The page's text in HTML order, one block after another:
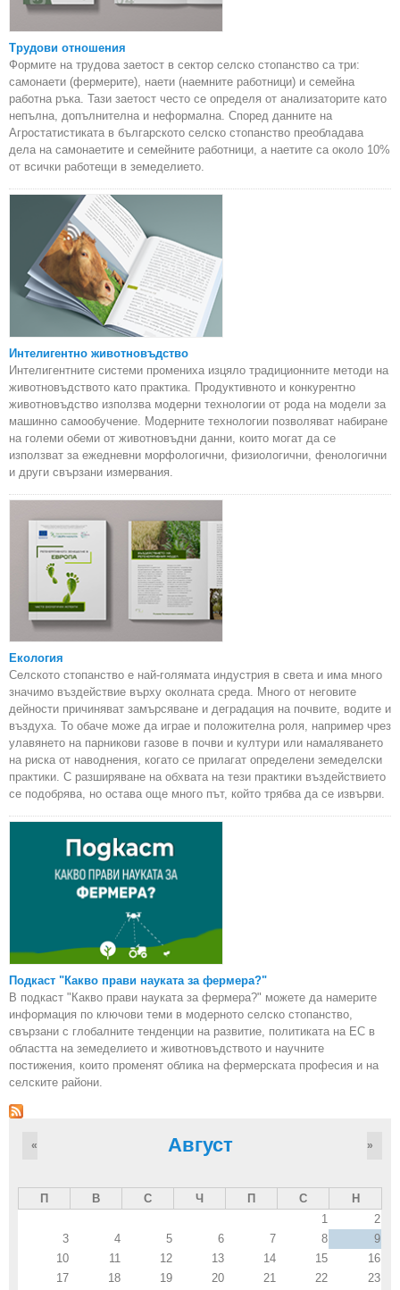
Трудови отношения
Формите на трудова заетост в сектор селско стопанство са три:
самонаети (фермерите), наети (наемните работници) и семейна
работна ръка. Тази заетост често се определя от анализаторите като
непълна, допълнителна и неформална. Според данните на
Агростатистиката в българското селско стопанство преобладава
дела на самонаетите и семейните работници, а наетите са около 10%
от всички работещи в земеделието.
Интелигентно животновъдство
Интелигентните системи промениха изцяло традиционните методи на
животновъдството като практика. Продуктивното и конкурентно
животновъдство използва модерни технологии от рода на модели за
машинно самообучение. Модерните технологии позволяват набиране
на големи обеми от животновъдни данни, които могат да се
използват за ежедневни морфологични, физиологични, фенологични
и други свързани измервания.
Екология
Селското стопанство е най-голямата индустрия в света и има много
значимо въздействие върху околната среда. Много от неговите
дейности причиняват замърсяване и деградация на почвите, водите и
въздуха. То обаче може да играе и положителна роля, например чрез
улавянето на парникови газове в почви и култури или намаляването
на риска от наводнения, когато се прилагат определени земеделски
практики. С разширяване на обхвата на тези практики въздействието
се подобрява, но остава още много път, който трябва да се извърви.
Подкаст "Какво прави науката за фермера?"
В подкаст "Какво прави науката за фермера?" можете да намерите
информация по ключови теми в модерното селско стопанство,
свързани с глобалните тенденции на развитие, политиката на ЕС в
областта на земеделието и животновъдството и научните
постижения, които променят облика на фермерската професия и на
селските райони.
Август
« »
П В С Ч П С
Н
1
2
3
4 5 6 7 8
9
10
11 12 13 14 15
16
17
18 19 20 21 22
23